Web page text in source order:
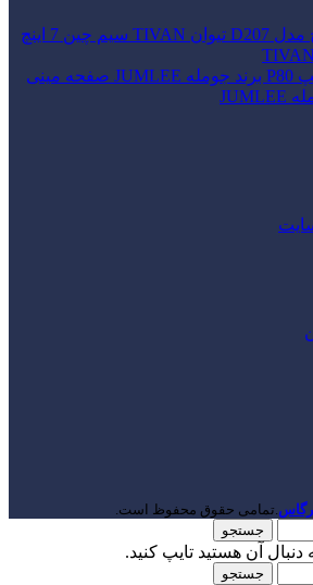
سیم چین 7 اینچ
صفحه مینی
.تمامی حقوق محفوظ است.
جستجو
آن هستید تایپ کنید.
جستجو